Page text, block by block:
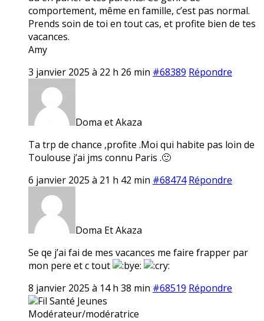
comportement, même en famille, c’est pas normal.
Prends soin de toi en tout cas, et profite bien de tes
vacances.
Amy
3 janvier 2025 à 22 h 26 min #68389 Répondre
Doma et Akaza
Ta trp de chance ,profite .Moi qui habite pas loin de
Toulouse j’ai jms connu Paris .🙂
6 janvier 2025 à 21 h 42 min #68474 Répondre
Doma Et Akaza
Se qe j’ai fai de mes vacances me faire frapper par
mon pere et c tout
8 janvier 2025 à 14 h 38 min #68519 Répondre
Fil Santé Jeunes
Modérateur/modératrice